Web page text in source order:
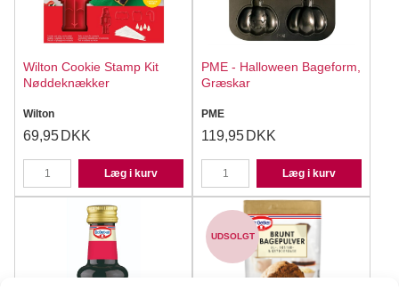
Wilton Cookie Stamp Kit
Nøddeknækker
Wilton
69,95 DKK
Læg i kurv
PME - Halloween Bageform,
Græskar
PME
119,95 DKK
Læg i kurv
UDSOLGT